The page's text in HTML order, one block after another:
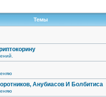
Темы
Анубиасов И Болбитиса